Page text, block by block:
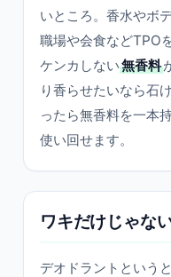
いところ。香水やボ
職場や会食などTPO
ケンカしない無香料
り香らせたいなら石
ったら無香料を一本
使い回せます。
ワキだけじゃな
デオドラントという